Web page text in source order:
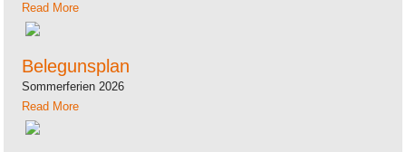
Read More
Belegunsplan
Sommerferien 2026
Read More